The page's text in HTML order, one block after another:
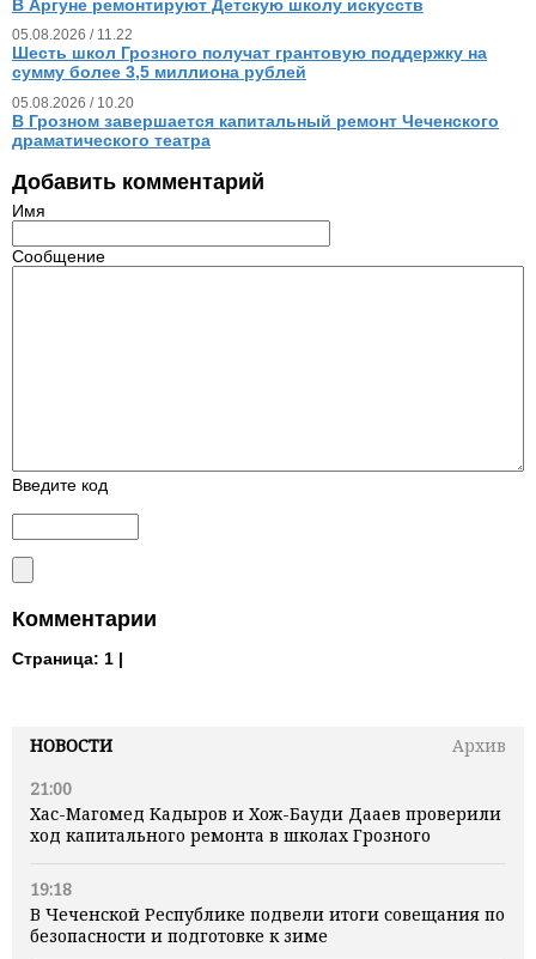
НОВОСТИ
Архив
21:00
Хас-Магомед Кадыров и Хож-Бауди Дааев проверили
ход капитального ремонта в школах Грозного
19:18
В Чеченской Республике подвели итоги совещания по
безопасности и подготовке к зиме
В Аргуне ремонтируют Детскую школу искусств
05.08.2026 / 11.22
Шесть школ Грозного получат грантовую поддержку на
сумму более 3,5 миллиона рублей
05.08.2026 / 10.20
В Грозном завершается капитальный ремонт Чеченского
драматического театра
Добавить комментарий
Имя
Сообщение
Введите код
Комментарии
Страница: 1 |